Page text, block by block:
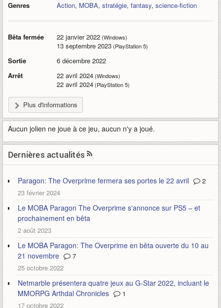
Genres
Action, MOBA, stratégie, fantasy, science-fiction
Bêta fermée 22 janvier 2022(Windows)
13 septembre 2023(PlayStation 5)
Sortie
6 décembre 2022
Arrêt
22 avril 2024(Windows)
22 avril 2024(PlayStation 5)
Plus d'informations
Aucun jolien ne joue à ce jeu, aucun n'y a joué.
Dernières actualités
Paragon: The Overprime fermera ses portes le 22 avril
2
23 février 2024
Le MOBA Paragon The Overprime s'annonce sur PS5 – et
prochainement en bêta
2 août 2023
Le MOBA Paragon: The Overprime en bêta ouverte du 10 au
21 novembre
7
25 octobre 2022
Netmarble présentera quatre jeux au G-Star 2022, incluant le
MMORPG Arthdal Chronicles
1
17 octobre 2022